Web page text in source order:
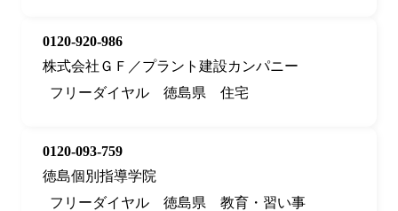
0120-920-986
株式会社ＧＦ／プラント建設カンパニー
フリーダイヤル
徳島県 住宅
0120-093-759
徳島個別指導学院
フリーダイヤル
徳島県 教育・習い事